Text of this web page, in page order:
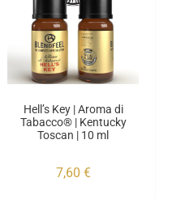
Hell’s Key | Aroma di
Tabacco® | Kentucky
Toscan | 10 ml
7,60 €